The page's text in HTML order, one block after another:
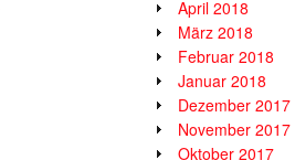
April 2018
März 2018
Februar 2018
Januar 2018
Dezember 2017
November 2017
Oktober 2017